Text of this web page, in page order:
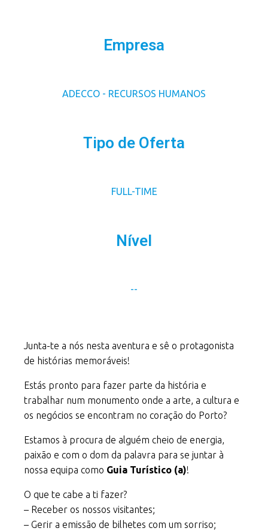
Empresa
ADECCO - RECURSOS HUMANOS
Tipo de Oferta
FULL-TIME
Nível
--
Junta-te a nós nesta aventura e sê o protagonista
de histórias memoráveis!
Estás pronto para fazer parte da história e
trabalhar num monumento onde a arte, a cultura e
os negócios se encontram no coração do Porto?
Estamos à procura de alguém cheio de energia,
paixão e com o dom da palavra para se juntar à
nossa equipa como Guia Turístico (a)!
O que te cabe a ti fazer?
– Receber os nossos visitantes;
– Gerir a emissão de bilhetes com um sorriso;